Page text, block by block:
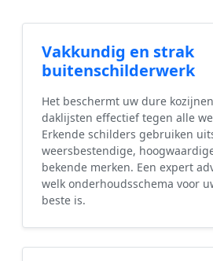
Vakkundig en strak
buitenschilderwerk
Het beschermt uw dure
daklijsten effectief tegen alle
Erkende schilders gebruiken
weersbestendige,
bekende merken. Een expert
welk onderhoudsschema voor
beste is.